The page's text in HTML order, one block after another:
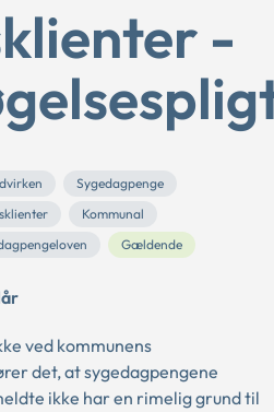
-
Sygedagpenge
Kommunal
Gældende
ved kommunens
det, at sygedagpengene
ikke har en rimelig grund til